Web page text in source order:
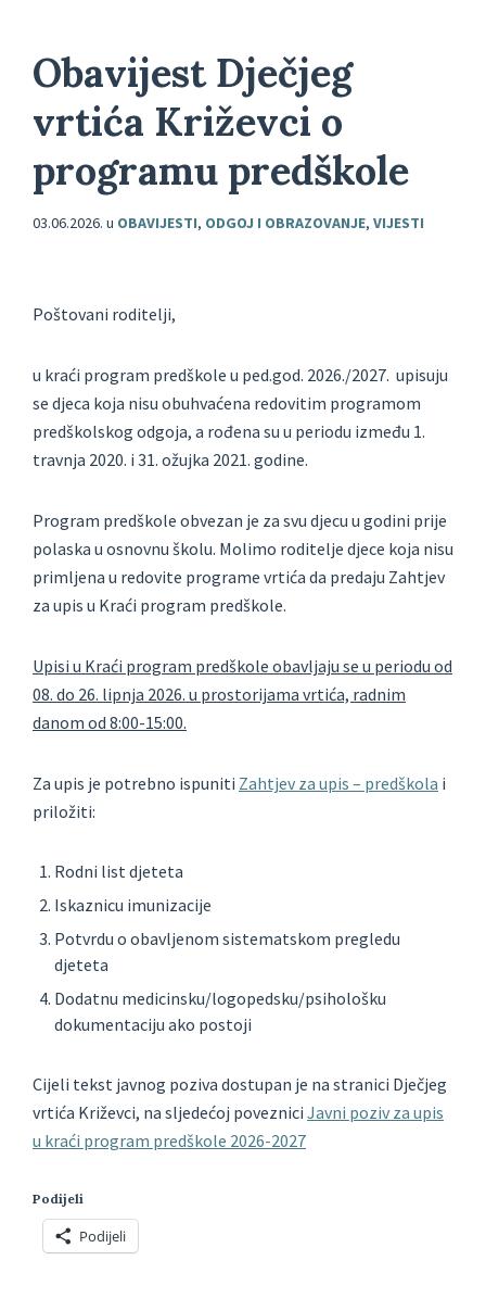
Obavijest Dječjeg
vrtića Križevci o
programu predškole
03.06.2026. u OBAVIJESTI, ODGOJ I OBRAZOVANJE, VIJESTI
Poštovani roditelji,
u kraći program predškole u ped.god. 2026./2027. upisuju
se djeca koja nisu obuhvaćena redovitim programom
predškolskog odgoja, a rođena su u periodu između 1.
travnja 2020. i 31. ožujka 2021. godine.
Program predškole obvezan je za svu djecu u godini prije
polaska u osnovnu školu. Molimo roditelje djece koja nisu
primljena u redovite programe vrtića da predaju Zahtjev
za upis u Kraći program predškole.
Upisi u Kraći program predškole obavljaju se u periodu od
08. do 26. lipnja 2026. u prostorijama vrtića, radnim
danom od 8:00-15:00.
Za upis je potrebno ispuniti Zahtjev za upis – predškola i
priložiti:
Rodni list djeteta
Iskaznicu imunizacije
Potvrdu o obavljenom sistematskom pregledu
djeteta
Dodatnu medicinsku/logopedsku/psihološku
dokumentaciju ako postoji
Cijeli tekst javnog poziva dostupan je na stranici Dječjeg
vrtića Križevci, na sljedećoj poveznici Javni poziv za upis
u kraći program predškole 2026-2027
Podijeli
Podijeli